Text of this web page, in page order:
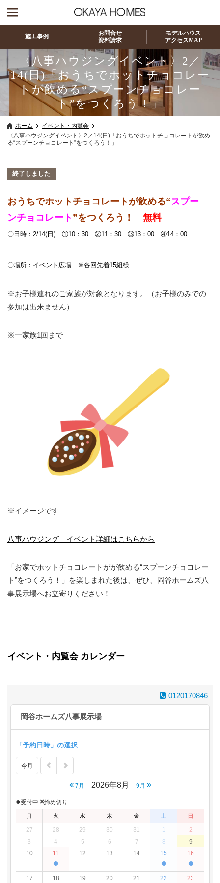
施工事例
お問合せ
資料請求
モデルハウス
アクセスMAP
〈八事ハウジングイベント〉2／
14(日)「おうちでホットチョコレー
トが飲める“スプーンチョコレー
ト”をつくろう！」
ホーム
イベント・内覧会
〈八事ハウジングイベント〉2／14(日)「おうちでホットチョコレートが飲め
る“スプーンチョコレート”をつくろう！」
終了しました
おうちでホットチョコレートが飲める“スプー
ンチョコレート”をつくろう！ 無料
〇日時：2/14(日) ①10：30 ②11：30 ③13：00 ④14：00
〇場所：イベント広場 ※各回先着15組様
※お子様連れのご家族が対象となります。（お子様のみでの
参加は出来ません）
※一家族1回まで
※イメージです
八事ハウジング イベント詳細はこちらから
「お家でホットチョコレートがが飲める“スプーンチョコレー
ト”をつくろう！」を楽しまれた後は、ぜひ、岡谷ホームズ八
事展示場へお立寄りください！
イベント・内覧会 カレンダー